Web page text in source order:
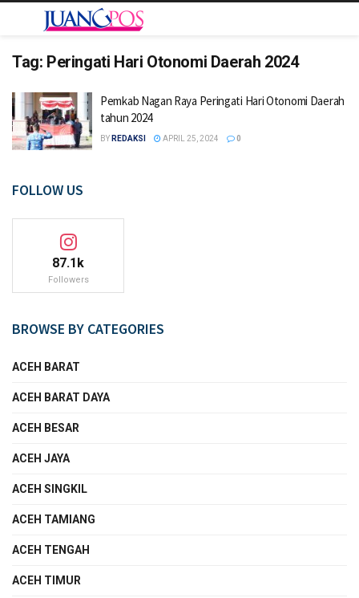
Tag: Peringati Hari Otonomi Daerah 2024
Pemkab Nagan Raya Peringati Hari Otonomi Daerah
tahun 2024
BY REDAKSI APRIL 25, 2024 0
FOLLOW US
87.1k
Followers
BROWSE BY CATEGORIES
ACEH BARAT
ACEH BARAT DAYA
ACEH BESAR
ACEH JAYA
ACEH SINGKIL
ACEH TAMIANG
ACEH TENGAH
ACEH TIMUR